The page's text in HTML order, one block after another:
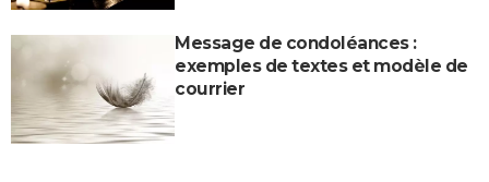
Message de condoléances :
exemples de textes et modèle de
courrier